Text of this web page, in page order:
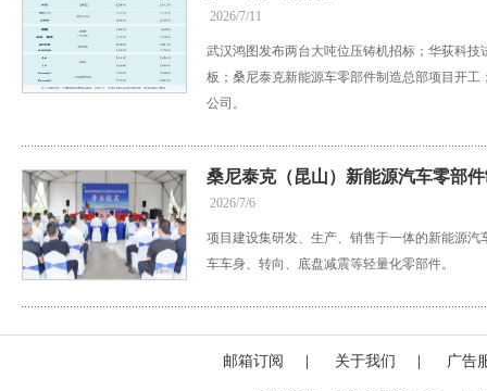
2026/7/11
武汉鸿图发布两台大吨位压铸机招标；华荻科
板；桑尼泰克新能源车零部件制造总部项目开
公司。
桑尼泰克（昆山）新能源汽车零部
2026/7/6
项目建设集研发、生产、销售于一体的新能源
车车身、转向、底盘减震等轻量化零部件。
邮箱订阅 关于我们 广告